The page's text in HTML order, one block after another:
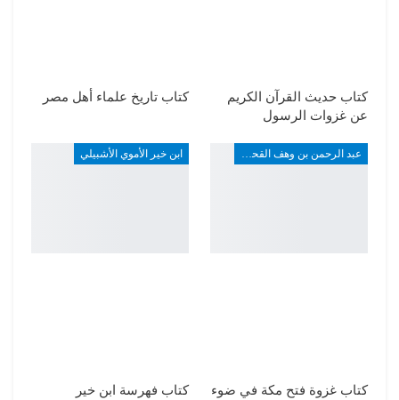
كتاب حديث القرآن الكريم
عن غزوات الرسول
كتاب تاريخ علماء أهل مصر
عبد الرحمن بن وهف القحطاني
كتاب غزوة فتح مكة في ضوء
ابن خير الأموي الأشبيلي
كتاب فهرسة ابن خير